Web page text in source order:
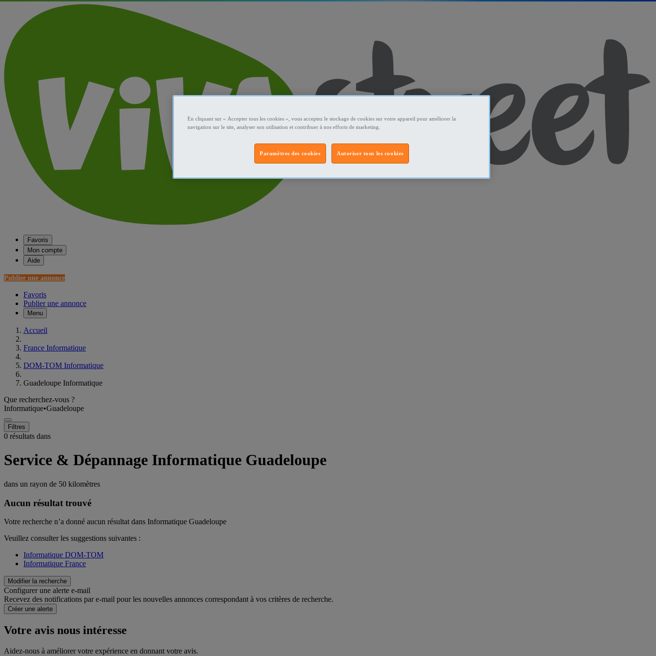
Favoris
Mon compte
Aide
Publier une annonce
Favoris
Publier une annonce
Menu
Accueil
France Informatique
DOM-TOM Informatique
Guadeloupe Informatique
Que recherchez-vous ?
Informatique•Guadeloupe
Filtres
0 résultats dans
Service & Dépannage Informatique Guadeloupe
dans un rayon de 50 kilomètres
Aucun résultat trouvé
Votre recherche n’a donné aucun résultat dans Informatique Guadeloupe
Veuillez consulter les suggestions suivantes :
Informatique DOM-TOM
Informatique France
Modifier la recherche
Configurer une alerte e-mail
Recevez des notifications par e-mail pour les nouvelles annonces correspondant à vos critères de recherche.
Créer une alerte
Votre avis nous intéresse
Aidez-nous à améliorer votre expérience en donnant votre avis.
En cliquant sur « Accepter tous les cookies », vous acceptez le stockage de cookies sur votre appareil pour améliorer la
navigation sur le site, analyser son utilisation et contribuer à nos efforts de marketing.
Autoriser tous les cookies
Paramètres des cookies